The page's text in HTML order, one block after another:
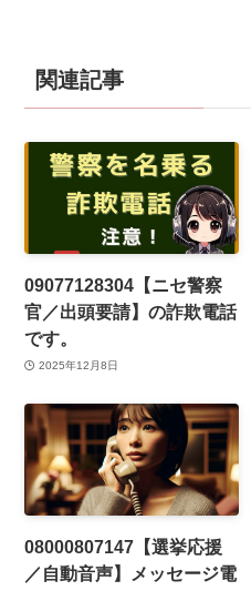
関連記事
09077128304【ニセ警察
官／出頭要請】の詐欺電話
です。
2025年12月8日
08000807147【選挙応援
／自動音声】メッセージ電